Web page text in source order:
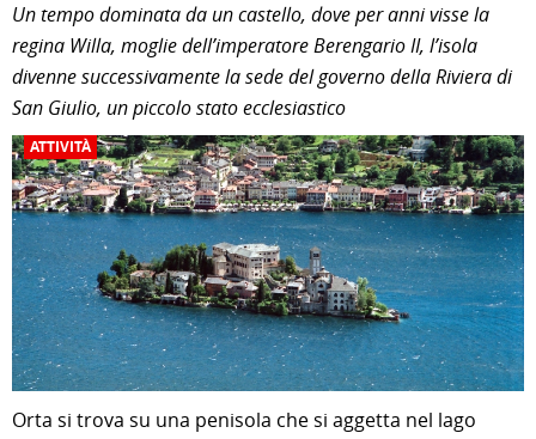
Un tempo dominata da un castello, dove per anni visse la
regina Willa, moglie dell’imperatore Berengario II, l’isola
divenne successivamente la sede del governo della Riviera di
San Giulio, un piccolo stato ecclesiastico
ATTIVITÀ
Orta si trova su una penisola che si aggetta nel lago